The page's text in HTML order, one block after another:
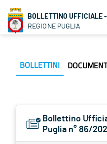
BOLLETTINO UFFICIALE
REGIONE PUGLIA
BOLLETTINI
Bollettino
Puglia n° 86/